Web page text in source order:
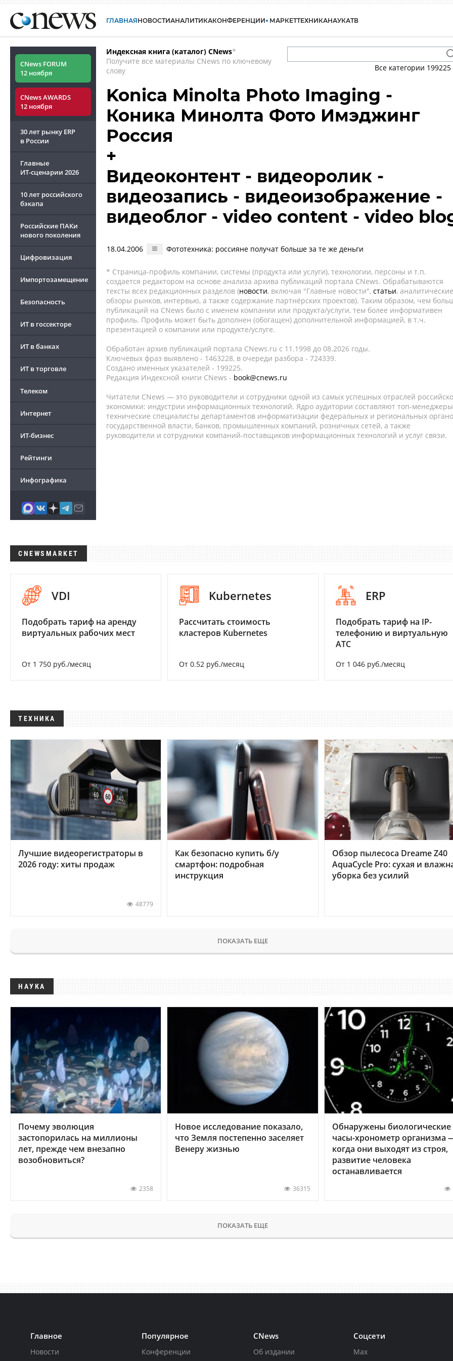
ГЛАВНАЯНОВОСТИАНАЛИТИКАКОНФЕРЕНЦИИ МАРКЕТТЕХНИКАНАУКАТВ
CNews FORUM
12 ноября
CNews AWARDS
12 ноября
30 лет рынку ERP
в России
Главные
ИТ-сценарии 2026
10 лет российского
бэкапа
Российские ПАКи
нового поколения
Цифровизация
Импортозамещение
Безопасность
ИТ в госсекторе
ИТ в банках
ИТ в торговле
Телеком
Интернет
ИТ-бизнес
Рейтинги
Инфографика
Индексная книга (каталог) CNews*
Получите все материалы CNews по ключевому
слову
Все категории 199225
Konica Minolta Photo Imaging -
Коника Минолта Фото Имэджинг
Россия
+
Видеоконтент - видеоролик -
видеозапись - видеоизображение -
видеоблог - video content - video
18.04.2006 Фототехника: россияне получат больше за те же деньги
* Страница-профиль компании, системы (продукта или услуги), технологии, персоны и т.п.
создается редактором на основе анализа архива публикаций портала CNews. Обрабатываются
тексты всех редакционных разделов (новости, включая "Главные новости", статьи, аналитические
обзоры рынков, интервью, а также содержание партнёрских проектов). Таким образом, чем
публикаций на CNews было с именем компании или продукта/услуги, тем более информативен
профиль. Профиль может быть дополнен (обогащен) дополнительной информацией, в т.ч.
презентацией о компании или продукте/услуге.
Обработан архив публикаций портала CNews.ru c 11.1998 до 08.2026 годы.
Ключевых фраз выявлено - 1463228, в очереди разбора - 724339.
Создано именных указателей - 199225.
Редакция Индексной книги CNews - book@cnews.ru
Читатели CNews — это руководители и сотрудники одной из самых успешных отраслей
экономики: индустрии информационных технологий. Ядро аудитории составляют топ-
технические специалисты департаментов информатизации федеральных и региональных
государственной власти, банков, промышленных компаний, розничных сетей, а также
руководители и сотрудники компаний-поставщиков информационных технологий и услуг связи.
CNEWSMARKET
VDI
Подобрать тариф на аренду
виртуальных рабочих мест
От 1 750 руб./месяц
Kubernetes
Рассчитать стоимость
кластеров Kubernetes
От 0.52 руб./месяц
ERP
Подобрать тариф на IP-
телефонию и виртуальную
АТС
От 1 046 руб./месяц
ТЕХНИКА
Лучшие видеорегистраторы в
2026 году: хиты продаж
48779
Как безопасно купить б/у
смартфон: подробная
инструкция
Обзор пылесоса Dreame Z40
AquaCycle Pro: сухая и
уборка без усилий
ПОКАЗАТЬ ЕЩЕ
НАУКА
Почему эволюция
застопорилась на миллионы
лет, прежде чем внезапно
возобновиться?
2358
Новое исследование показало,
что Земля постепенно заселяет
Венеру жизнью
36315
Обнаружены биологические
часы-хронометр организма
когда они выходят из строя,
развитие человека
останавливается
ПОКАЗАТЬ ЕЩЕ
Главное
Новости
Популярное
Конференции
CNews
Об издании
Соцсети
Max